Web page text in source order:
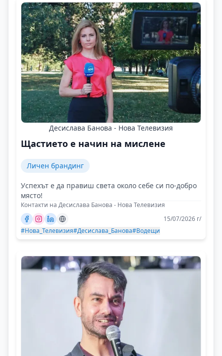
Десислава Банова - Нова Телевизия
Щастието е начин на мислене
Личен брандинг
Успехът е да правиш света около себе си по-добро
място!
Контакти на Десислава Банова - Нова Телевизия
15/07/2026 г/
#Нова_Телевизия#Десислава_Банова#Водещи